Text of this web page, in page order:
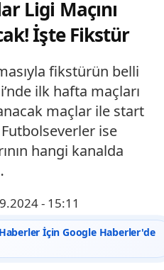
Ligi Maçını
İşte Fikstür
fikstürün belli
ilk hafta maçları
maçlar ile start
ise
hangi kanalda
- 15:11
İçin Google Haberler'de